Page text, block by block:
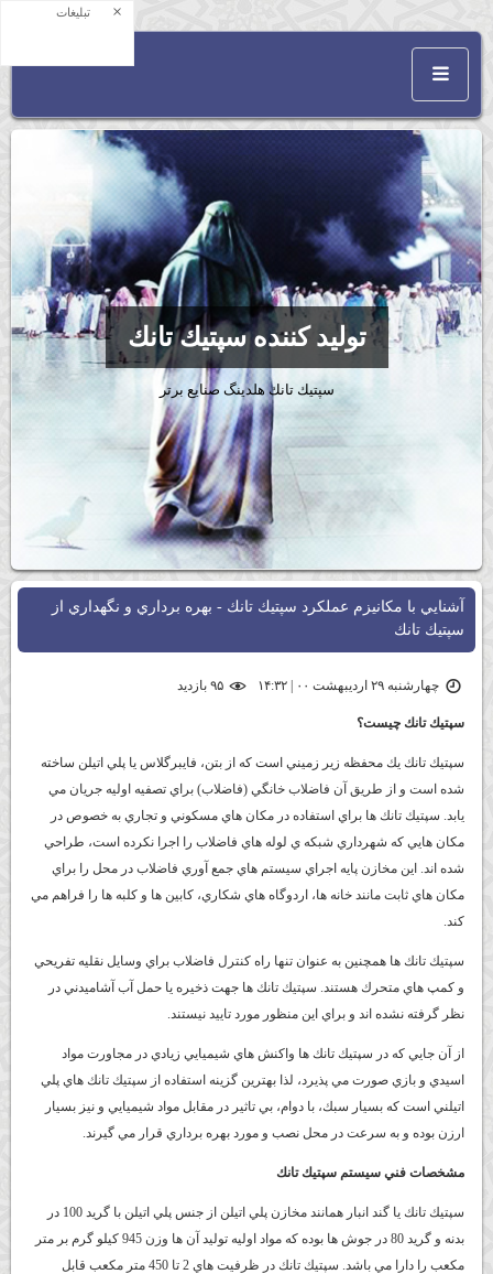
توليد كننده سپتيك تانك
سپتيك تانك هلدينگ صنايع برتر
آشنايي با مكانيزم عملكرد سپتيك تانك - بهره برداري و نگهداري از
سپتيك تانك
چهارشنبه ۲۹ اردیبهشت ۰۰ | ۱۴:۳۲
سپتيك تانك چيست؟
سپتيك تانك يك محفظه زير زميني است كه از بتن، فايبرگلاس يا پلي اتيلن ساخته
شده است و از طريق آن فاضلاب خانگي (فاضلاب) براي تصفيه اوليه جريان مي
يابد. سپتيك تانك ها براي استفاده در مكان هاي مسكوني و تجاري به خصوص در
مكان هايي كه شهرداري شبكه ي لوله هاي فاضلاب را اجرا نكرده است، طراحي
شده اند. اين مخازن پايه اجراي س‍يستم هاي جمع آوري فاضلاب در محل را براي
مكان هاي ثابت مانند خانه ها، اردوگاه هاي شكاري، كابين ها و كلبه ها را فراهم مي
كند.
سپتيك تانك ها همچنين به عنوان تنها راه كنترل فاضلاب براي وسايل نقليه تفريحي
و كمپ هاي متحرك هستند. سپتيك تانك ها جهت ذخيره يا حمل آب آشاميدني در
نظر گرفته نشده اند و براي اين منظور مورد تاييد نيستند.
از آن جايي كه در سپتيك تانك ها واكنش هاي شيميايي زيادي در مجاورت مواد
اسيدي و بازي صورت مي پذيرد، لذا بهترين گزينه استفاده از سپتيك تانك هاي پلي
اتيلني است كه بسيار سبك، با دوام، بي تاثير در مقابل مواد شيميايي و نيز بسيار
ارزن بوده و به سرعت در محل نصب و مورد بهره برداري قرار مي گيرند.
مشخصات فني سيستم سپتيك تانك
سپتيك تانك يا گند انبار همانند مخازن پلي اتيلن از جنس پلي اتيلن با گريد 100 در
بدنه و گريد 80 در جوش ها بوده كه مواد اوليه توليد آن ها وزن 945 كيلو گرم بر متر
مكعب را دارا مي باشد. سپتيك تانك در ظرفيت هاي 2 تا 450 متر مكعب قابل
تبلیغات ×